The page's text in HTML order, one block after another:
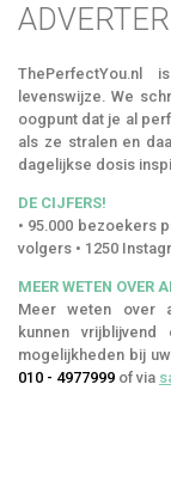
SPORT
DROOM HOME
STYLE
BUSINESS
PERFECT FINDS
WELL TRAVELED
ThePerfectYou.nl
levenswijze. We
oogpunt dat je al
als ze stralen en
dagelijkse dosis
DE CIJFERS!
• 95.000 bezoekers
volgers • 1250
MEER WETEN OVER
Meer weten over
kunnen
mogelijkheden bij
010 - 4977999 of via